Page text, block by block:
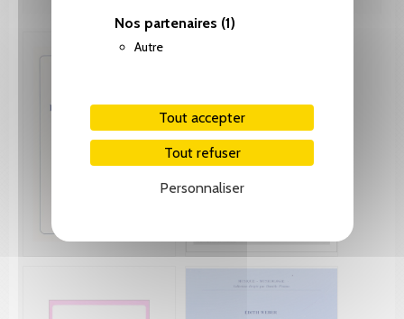
Nos partenaires (1)
Autre
Tout accepter
Tout refuser
Personnaliser